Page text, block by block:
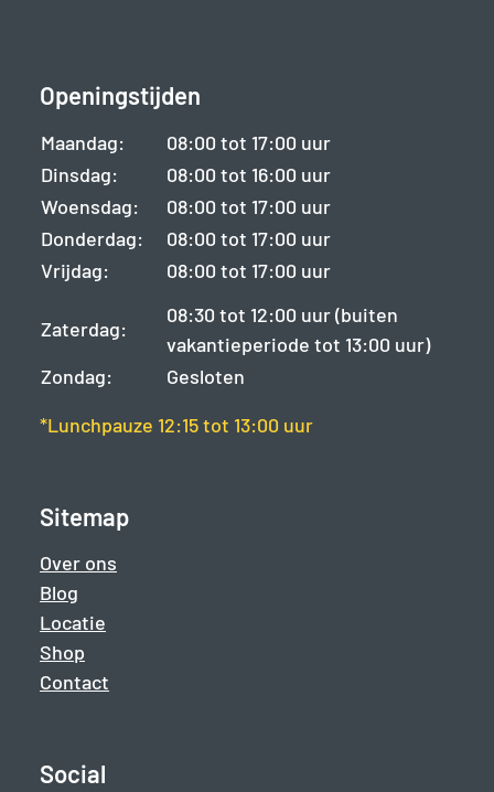
Openingstijden
Maandag:
08:00 tot 17:00 uur
Dinsdag:
08:00 tot 16:00 uur
Woensdag:
08:00 tot 17:00 uur
Donderdag:
08:00 tot 17:00 uur
Vrijdag:
08:00 tot 17:00 uur
Zaterdag:
08:30 tot 12:00 uur (buiten
vakantieperiode tot 13:00 uur)
Zondag:
Gesloten
*Lunchpauze 12:15 tot 13:00 uur
Sitemap
Over ons
Blog
Locatie
Shop
Contact
Social